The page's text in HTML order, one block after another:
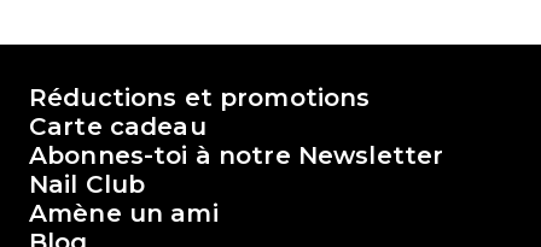
Le monde de Passione Beauty
Réductions et promotions
Carte cadeau
Abonnes-toi à notre Newsletter
Nail Club
Amène un ami